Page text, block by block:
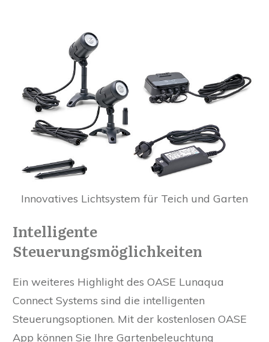
Innovatives Lichtsystem für Teich und Garten
Intelligente
Steuerungsmöglichkeiten
Ein weiteres Highlight des OASE Lunaqua
Connect Systems sind die intelligenten
Steuerungsoptionen. Mit der kostenlosen OASE
App können Sie Ihre Gartenbeleuchtung